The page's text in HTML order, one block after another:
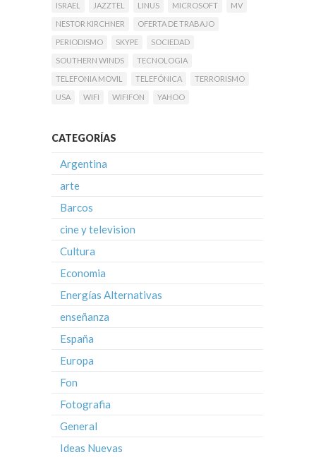
ISRAEL
JAZZTEL LINUS MICROSOFT
MV
NESTOR KIRCHNER
OFERTA DE TRABAJO
PERIODISMO
SKYPE
SOCIEDAD
SOUTHERN WINDS
TECNOLOGIA
TELEFONIA MOVIL
TELEFÓNICA
TERRORISMO
USA
WIFI WIFIFON YAHOO
CATEGORÍAS
Argentina
arte
Barcos
cine y television
Cultura
Economia
Energías Alternativas
enseñanza
España
Europa
Fon
Fotografia
General
Ideas Nuevas